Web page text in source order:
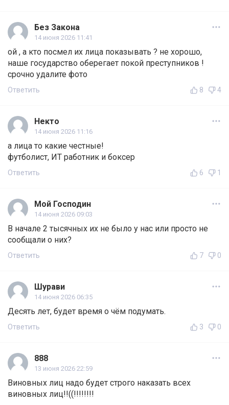
Без Закона
14 июня 2026 11:41
ой , а кто посмел их лица показывать ? не хорошо,
наше государство оберегает покой преступников !
срочно удалите фото
Ответить 8 4
Некто
14 июня 2026 11:16
а лица то какие честные!
футболист, ИТ работник и боксер
Ответить 6 1
Мой Господин
14 июня 2026 09:03
В начале 2 тысячных их не было у нас или просто не
сообщали о них?
Ответить 7 0
Шурави
14 июня 2026 06:35
Десять лет, будет время о чём подумать.
Ответить 3 0
888
13 июня 2026 22:59
Виновных лиц надо будет строго наказать всех
виновных лиц!!((!!!!!!!!